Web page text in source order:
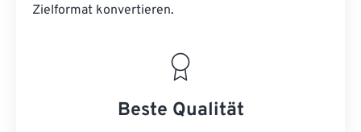
Zielformat konvertieren.
Beste Qualität